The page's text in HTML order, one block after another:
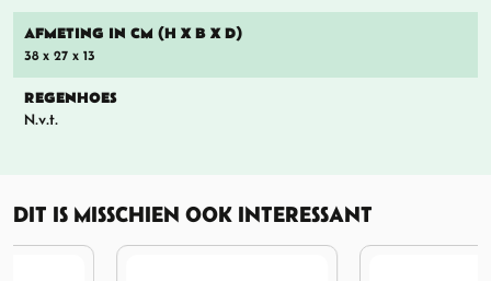
AFMETING IN CM (H X B X D)
38 x 27 x 13
REGENHOES
N.v.t.
DIT IS MISSCHIEN OOK INTERESSANT